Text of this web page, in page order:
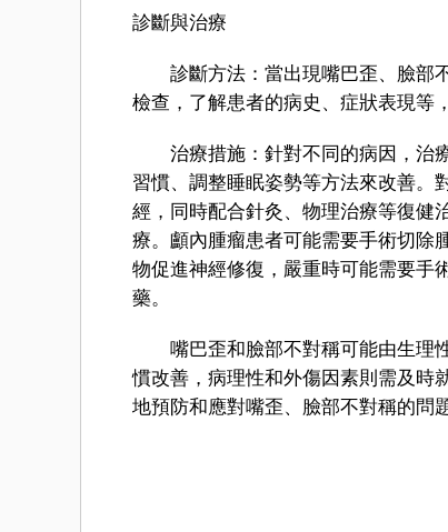
診斷與治療
診斷方法：當出現嘴巴歪、臉部不
檢查，了解患者的病史、症狀表現等
治療措施：針對不同的病因，治療
習慣、調整睡眠姿勢等方法來改善。
經，同時配合針灸、物理治療等復健
療。顱內腫瘤患者可能需要手術切除
物促進神經修復，嚴重時可能需要手
藥。
嘴巴歪和臉部不對稱可能由生理性
慣改善，病理性和外傷因素則需及時
地預防和應對嘴歪、臉部不對稱的問題